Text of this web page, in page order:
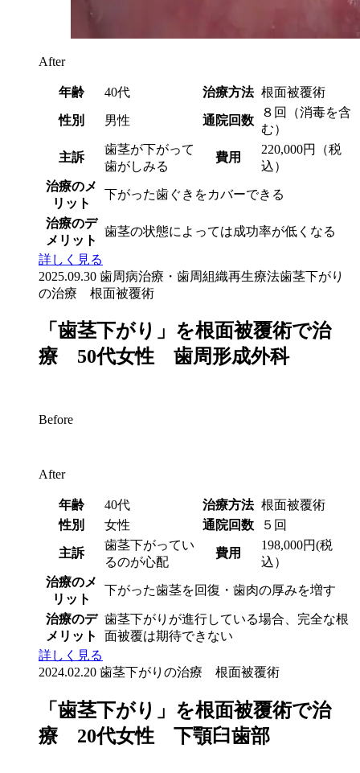
After
年齢 40代 治療方法 根面被覆術
性別 男性 通院回数
８回（消毒を含
む）
主訴
歯茎が下がって
歯がしみる
費用
220,000円（税
込）
治療のメ
リット
下がった歯ぐきをカバーできる
治療のデ
メリット
歯茎の状態によっては成功率が低くなる
詳しく見る
2025.09.30 歯周病治療・歯周組織再生療法歯茎下がり
の治療 根面被覆術
「歯茎下がり」を根面被覆術で治
療 50代女性 歯周形成外科
Before
After
年齢 40代 治療方法 根面被覆術
性別
女性 通院回数 ５回
主訴
歯茎下がってい
るのが心配
費用
198,000円(税
込）
治療のメ
リット
下がった歯茎を回復・歯肉の厚みを増す
治療のデ
メリット
歯茎下がりが進行している場合、完全な根
面被覆は期待できない
詳しく見る
2024.02.20 歯茎下がりの治療 根面被覆術
「歯茎下がり」を根面被覆術で治
療 20代女性 下顎臼歯部